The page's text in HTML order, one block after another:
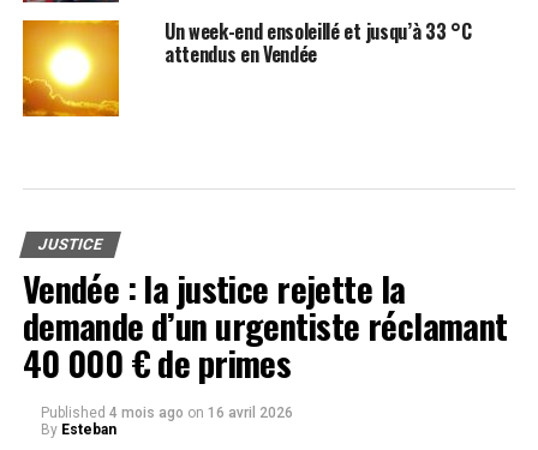
Un week-end ensoleillé et jusqu’à 33 °C
attendus en Vendée
JUSTICE
Vendée : la justice rejette la
demande d’un urgentiste réclamant
40 000 € de primes
Published 4 mois ago on 16 avril 2026
By Esteban